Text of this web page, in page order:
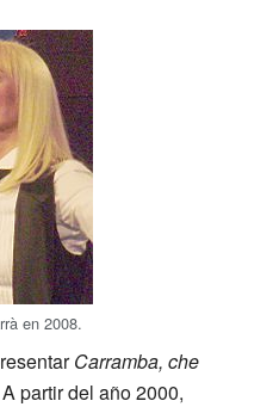
en 2008.
Carramba, che
partir del año 2000,